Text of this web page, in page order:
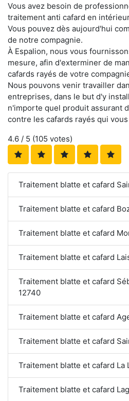
Vous avez besoin de
traitement anti cafard en
Vous pouvez dès aujourd'hui
de notre compagnie.
À Espalion, nous vous
mesure, afin d'exterminer de
cafards rayés de votre
Nous pouvons venir travailler
entreprises, dans le but d'y
n'importe quel produit assurant
contre les cafards rayés qui
4.6 / 5 (105 votes)
Traitement blatte et cafard
Traitement blatte et cafard
Traitement blatte et cafard
Traitement blatte et cafard
Traitement blatte et cafard
12740
Traitement blatte et cafard
Traitement blatte et cafard
Traitement blatte et cafard La
Traitement blatte et cafard